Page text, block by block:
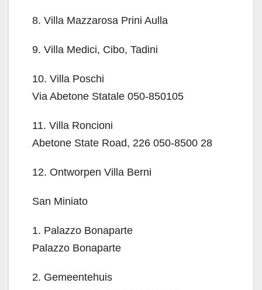
8. Villa Mazzarosa Prini Aulla
9. Villa Medici, Cibo, Tadini
10. Villa Poschi
Via Abetone Statale 050-850105
11. Villa Roncioni
Abetone State Road, 226 050-8500 28
12. Ontworpen Villa Berni
San Miniato
1. Palazzo Bonaparte
Palazzo Bonaparte
2. Gemeentehuis